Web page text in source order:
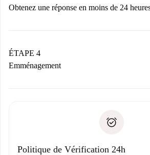
n’aura pas accepté.
Obtenez une réponse en moins de 24
contact avec le propriétaire.
Si refusé : aucun prélèvement et
Justificatif de solvabilité
ÉTAPE 4
Emménagement
uniquement si aucun problème n'est
Politique de Vérification 24h